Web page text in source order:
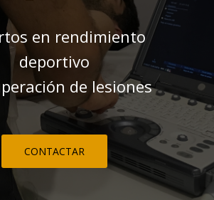
en rendimiento
deportivo
de lesiones
CONTACTAR